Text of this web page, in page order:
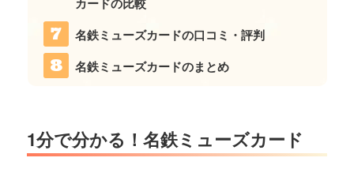
名鉄ミューズカードの口コミ・評判
名鉄ミューズカードのまとめ
1分で分かる！名鉄ミューズカード